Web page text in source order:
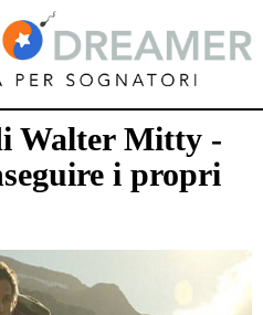
Walter Mitty -
i propri